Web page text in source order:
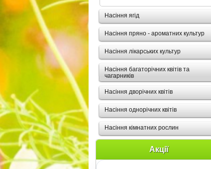
Насіння ягід
Насіння пряно - ароматних культур
Насіння лікарських культур
Насіння багаторічних квітів та
чагарників
Насіння дворічних квітів
Насіння однорічних квітів
Насіння кімнатних рослин
Акції